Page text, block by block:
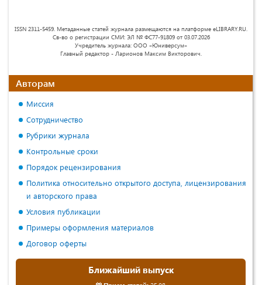
ISSN 2311-5459. Метаданные статей журнала размещаются на платформе eLIBRARY.RU.
Св-во о регистрации СМИ: ЭЛ № ФС77-91809 от 03.07.2026
Учредитель журнала: ООО «Юниверсум»
Главный редактор - Ларионов Максим Викторович.
Авторам
Миссия
Сотрудничество
Рубрики журнала
Контрольные сроки
Порядок рецензирования
Политика относительно открытого доступа, лицензирования
и авторского права
Условия публикации
Примеры оформления материалов
Договор оферты
Ближайший выпуск